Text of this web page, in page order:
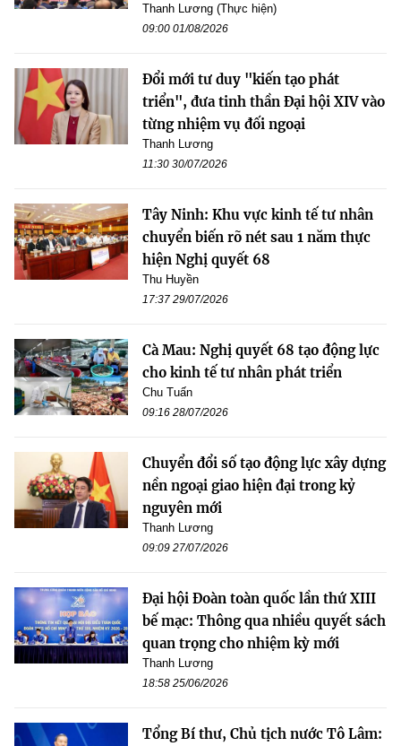
Thanh Lương (Thực hiện)
09:00 01/08/2026
Đổi mới tư duy "kiến tạo phát
triển", đưa tinh thần Đại hội XIV vào
từng nhiệm vụ đối ngoại
Thanh Lương
11:30 30/07/2026
Tây Ninh: Khu vực kinh tế tư nhân
chuyển biến rõ nét sau 1 năm thực
hiện Nghị quyết 68
Thu Huyền
17:37 29/07/2026
Cà Mau: Nghị quyết 68 tạo động lực
cho kinh tế tư nhân phát triển
Chu Tuấn
09:16 28/07/2026
Chuyển đổi số tạo động lực xây dựng
nền ngoại giao hiện đại trong kỷ
nguyên mới
Thanh Lương
09:09 27/07/2026
Đại hội Đoàn toàn quốc lần thứ XIII
bế mạc: Thông qua nhiều quyết sách
quan trọng cho nhiệm kỳ mới
Thanh Lương
18:58 25/06/2026
Tổng Bí thư, Chủ tịch nước Tô Lâm: